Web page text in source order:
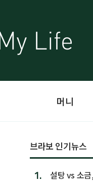
머니
브라보 인기뉴스
1. 설탕 vs 소